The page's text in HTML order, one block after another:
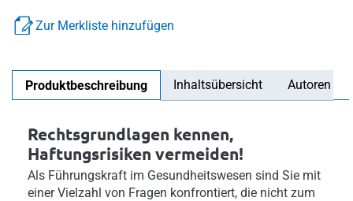
Zur Merkliste hinzufügen
Produktbeschreibung Inhaltsübersicht Autoren
Rechtsgrundlagen kennen,
Haftungsrisiken vermeiden!
Als Führungskraft im Gesundheitswesen sind Sie mit
einer Vielzahl von Fragen konfrontiert, die nicht zum